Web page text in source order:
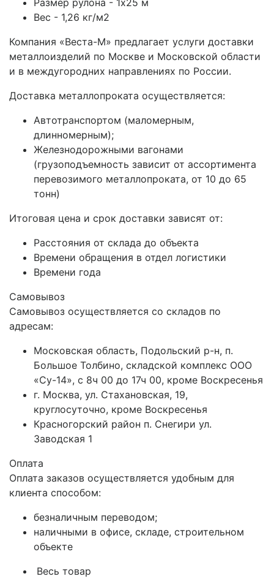
Размер рулона - 1х25 м
Вес - 1,26 кг/м2
Компания «Веста-М» предлагает услуги доставки
металлоизделий по Москве и Московской области
и в междугородних направлениях по России.
Доставка металлопроката осуществляется:
Автотранспортом (маломерным,
длинномерным);
Железнодорожными вагонами
(грузоподъемность зависит от ассортимента
перевозимого металлопроката, от 10 до 65
тонн)
Итоговая цена и срок доставки зависят от:
Расстояния от склада до объекта
Времени обращения в отдел логистики
Времени года
Самовывоз
Самовывоз осуществляется со складов по
адресам:
Московская область, Подольский р-н, п.
Большое Толбино, складской комплекс ООО
«Су-14», с 8ч 00 до 17ч 00, кроме Воскресенья
г. Москва, ул. Стахановская, 19,
круглосуточно, кроме Воскресенья
Красногорский район п. Снегири ул.
Заводская 1
Оплата
Оплата заказов осуществляется удобным для
клиента способом:
безналичным переводом;
наличными в офисе, складе, строительном
объекте
Весь товар